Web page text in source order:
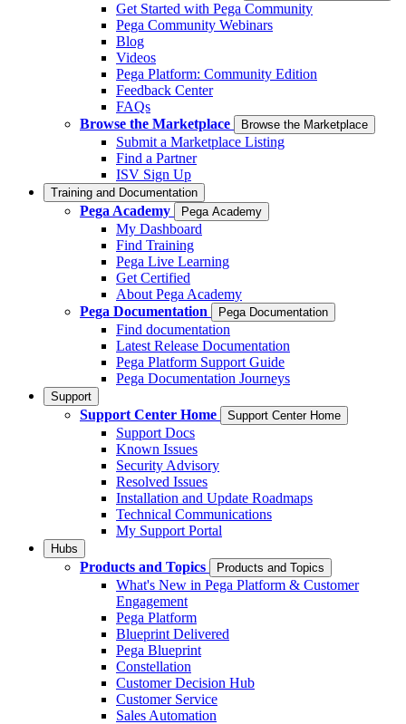
Get Started with Pega Community
Pega Community Webinars
Blog
Videos
Pega Platform: Community Edition
Feedback Center
FAQs
Browse the Marketplace
Browse the Marketplace
Submit a Marketplace Listing
Find a Partner
ISV Sign Up
Training and Documentation
Pega Academy Pega Academy
My Dashboard
Find Training
Pega Live Learning
Get Certified
About Pega Academy
Pega Documentation
Pega Documentation
Find documentation
Latest Release Documentation
Pega Platform Support Guide
Pega Documentation Journeys
Support
Support Center Home Support Center Home
Support Docs
Known Issues
Security Advisory
Resolved Issues
Installation and Update Roadmaps
Technical Communications
My Support Portal
Hubs
Products and Topics Products and Topics
What's New in Pega Platform & Customer
Engagement
Pega Platform
Blueprint Delivered
Pega Blueprint
Constellation
Customer Decision Hub
Customer Service
Sales Automation